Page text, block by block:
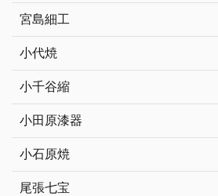
宮島細工
小代焼
小千谷縮
小田原漆器
小石原焼
尾張七宝